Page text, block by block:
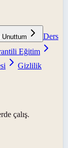
Ders
Eğitim
Gizlilik
çalış.